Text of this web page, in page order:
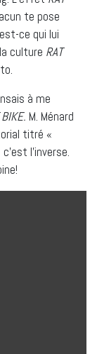
te pose
ce qui lui
culture RAT
à me
M. Ménard
titré «
l’inverse.